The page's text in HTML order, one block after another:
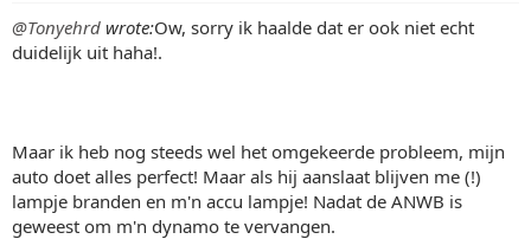
@Tonyehrd wrote:Ow, sorry ik haalde dat er ook niet echt
duidelijk uit haha!.
Maar ik heb nog steeds wel het omgekeerde probleem, mijn
auto doet alles perfect! Maar als hij aanslaat blijven me (!)
lampje branden en m'n accu lampje! Nadat de ANWB is
geweest om m'n dynamo te vervangen.